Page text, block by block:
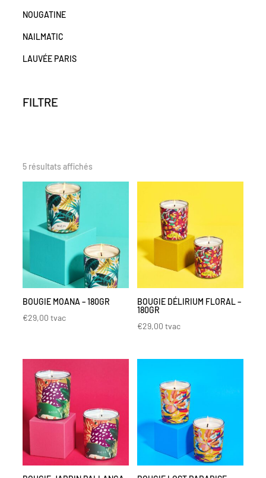
NOUGATINE
NAILMATIC
LAUVÉE PARIS
FILTRE
5 résultats affichés
BOUGIE MOANA – 180GR
€29,00 tvac
BOUGIE DÉLIRIUM FLORAL –
180GR
€29,00 tvac